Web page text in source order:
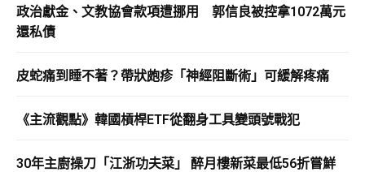
政治獻金、文教協會款項遭挪用 郭信良被控拿1072萬元
還私債
皮蛇痛到睡不著？帶狀皰疹「神經阻斷術」可緩解疼痛
《主流觀點》韓國槓桿ETF從翻身工具變頭號戰犯
30年主廚操刀「江浙功夫菜」 醉月樓新菜最低56折嘗鮮